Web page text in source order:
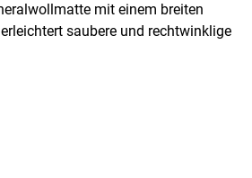
mit einem breiten
saubere und rechtwinklige